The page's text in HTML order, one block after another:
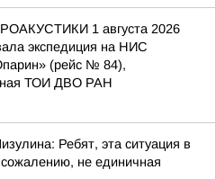
1 августа 2026
экспедиция на НИС
(рейс № 84),
ТОИ ДВО РАН
Ребят, эта ситуация в
не единичная